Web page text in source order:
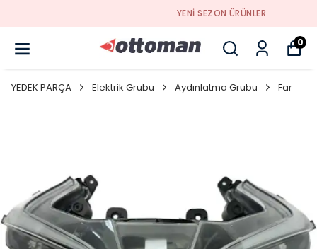
YENI SEZON ÜRÜNLER
0
YEDEK PARÇA Elektrik Grubu Aydınlatma Grubu Far